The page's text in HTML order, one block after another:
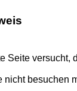
Seite versucht,
nicht besuchen